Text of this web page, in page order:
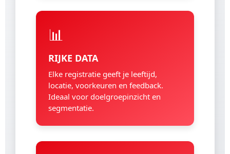
📊
RIJKE DATA
Elke registratie geeft je leeftijd,
locatie, voorkeuren en feedback.
Ideaal voor doelgroepinzicht en
segmentatie.